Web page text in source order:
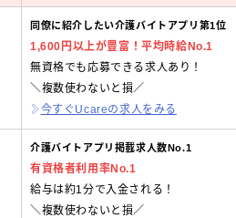
同僚に紹介したい介護バイトアプリ第1位
1,600円以上が豊富！平均時給No.1
無資格でも応募できる求人あり！
＼複数使わないと損／
今すぐUcareの求人をみる
介護バイトアプリ掲載求人数No.1
有資格者利用率No.1
給与は約1分で入金される！
＼複数使わないと損／